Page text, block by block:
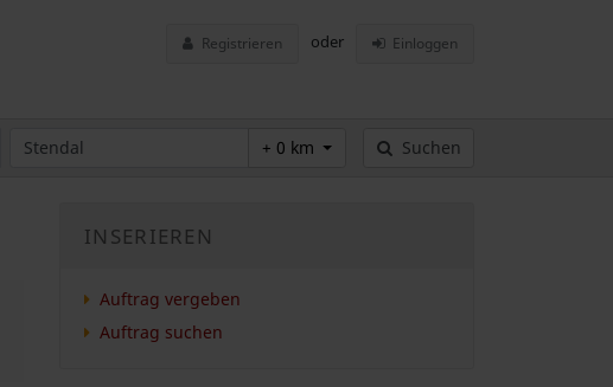
Registrieren oder Einloggen
+ 0 km Suchen
INSERIEREN
Auftrag vergeben
Auftrag suchen